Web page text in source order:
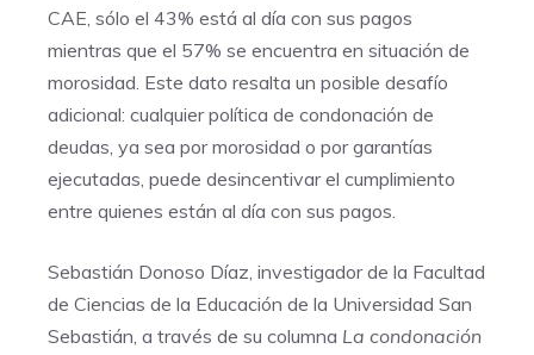
CAE, sólo el 43% está al día con sus pagos
mientras que el 57% se encuentra en situación de
morosidad. Este dato resalta un posible desafío
adicional: cualquier política de condonación de
deudas, ya sea por morosidad o por garantías
ejecutadas, puede desincentivar el cumplimiento
entre quienes están al día con sus pagos.
Sebastián Donoso Díaz, investigador de la Facultad
de Ciencias de la Educación de la Universidad San
Sebastián, a través de su columna La condonación